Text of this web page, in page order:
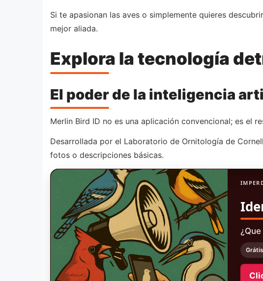
Si te apasionan las aves o simplemente quieres
mejor aliada.
Explora la tecnología
El poder de la inteligencia
Merlin Bird ID no es una aplicación convencional; es el
Desarrollada por el Laboratorio de Ornitología de
fotos o descripciones básicas.
Grátis